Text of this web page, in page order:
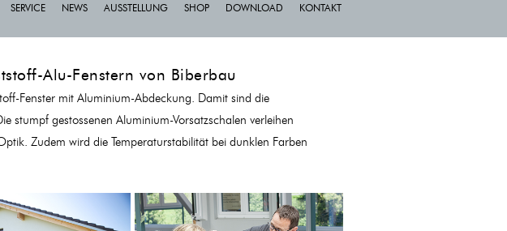
SERVICE NEWS AUSSTELLUNG SHOP DOWNLOAD KONTAKT
Alu-Fenstern von Biberbau
Fenster mit Aluminium-Abdeckung. Damit sind die
stumpf gestossenen Aluminium-Vorsatzschalen verleihen
Zudem wird die Temperaturstabilität bei dunklen Farben